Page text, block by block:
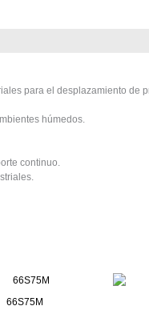
para el desplazamiento de
húmedos.
continuo.
66S75M